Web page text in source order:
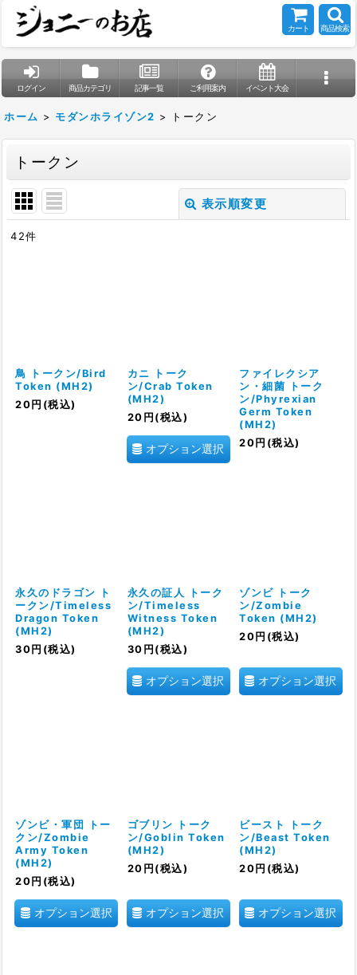
カート 商品検索
ログイン 商品カテゴリ 記事一覧 ご利用案内 イベント大会
ホーム > モダンホライゾン2 > トークン
トークン
表示順変更
絞り込む
42件
鳥 トークン/Bird
Token (MH2)
20 円 (税込)
カニ トーク
ン/Crab Token
(MH2)
20 円 (税込)
オプション選択
ファイレクシア
ン・細菌 トーク
ン/Phyrexian
Germ Token
(MH2)
20 円 (税込)
永久のドラゴン ト
ークン/Timeless
Dragon Token
(MH2)
30 円 (税込)
永久の証人 トーク
ン/Timeless
Witness Token
(MH2)
30 円 (税込)
オプション選択
ゾンビ トーク
ン/Zombie
Token (MH2)
20 円 (税込)
オプション選択
ゾンビ・軍団 トー
クン/Zombie
Army Token
(MH2)
20 円 (税込)
オプション選択
ゴブリン トーク
ン/Goblin Token
(MH2)
20 円 (税込)
オプション選択
ビースト トーク
ン/Beast Token
(MH2)
20 円 (税込)
オプション選択